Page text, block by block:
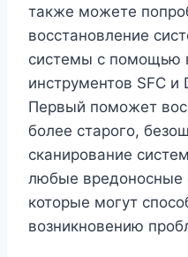
также можете
восстановление
системы с помощью
инструментов SFC и
Первый поможет
более старого,
сканирование
любые вредоносные
которые могут
возникновению